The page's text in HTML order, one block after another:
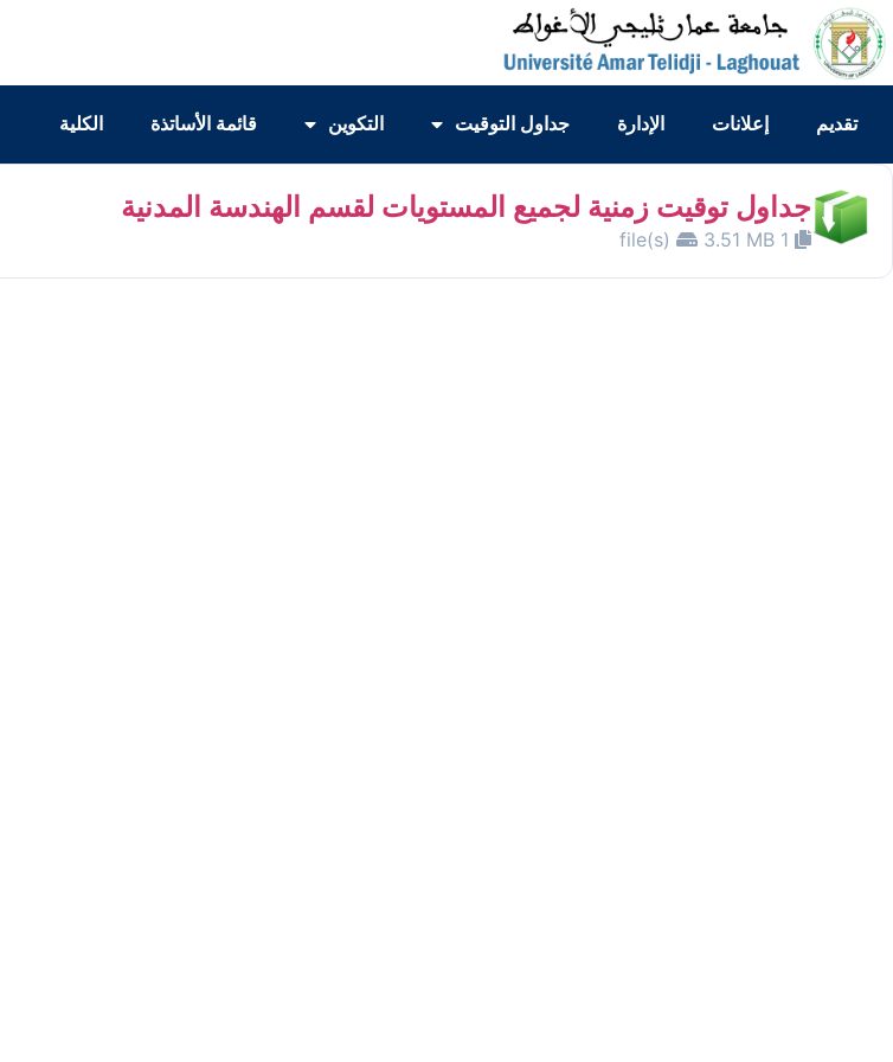
تقديم إعلانات الإدارة جداول التوقيت التكوين قائمة الأساتذة الكلية
جداول توقيت زمنية لجميع المستويات لقسم الهندسة المدنية
3.51 MB